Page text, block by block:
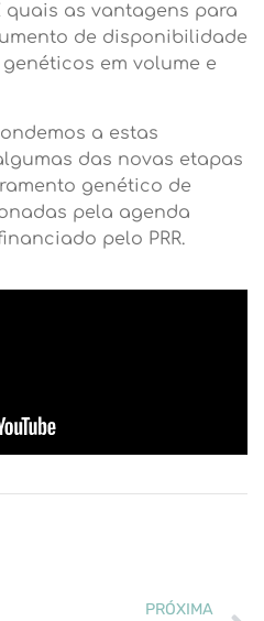
quais as vantagens para
de disponibilidade
em volume e
a estas
das novas etapas
genético de
pela agenda
pelo PRR.
PRÓXIMA